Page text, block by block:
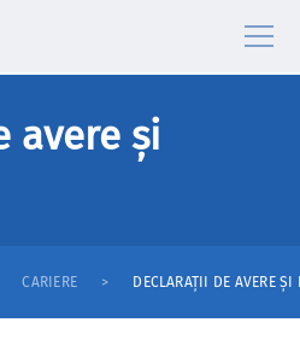
avere și
CARIERE DECLARAȚII DE AVERE ȘI